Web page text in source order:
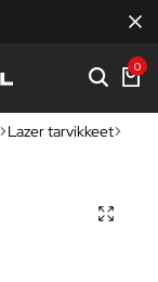
0
Lazer tarvikkeet